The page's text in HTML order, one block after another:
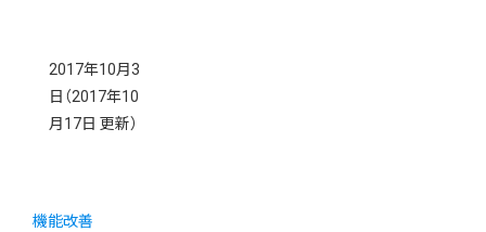
2017年10月3
日 （2017年10
月17日 更新）
機能改善